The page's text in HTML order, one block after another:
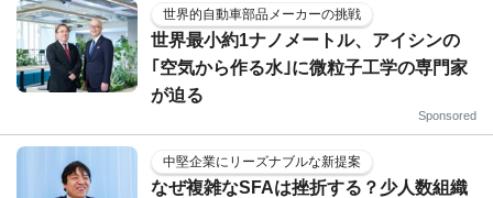
世界的自動車部品メーカーの挑戦
世界最小約1ナノメートル、アイシンの
｢空気から作る水｣に微粒子工学の専門家
が迫る
Sponsored
中堅企業にリーズナブルな新提案
なぜ複雑なSFAは挫折する？少人数組織